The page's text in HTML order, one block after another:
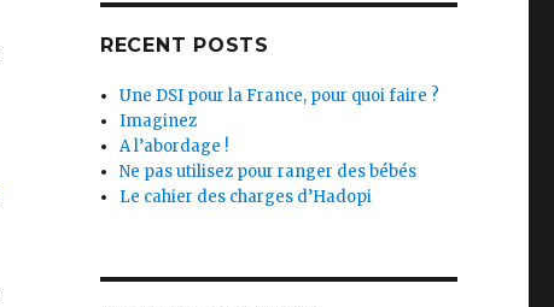
RECENT POSTS
Une DSI pour la France, pour quoi faire ?
Imaginez
A l’abordage !
Ne pas utilisez pour ranger des bébés
Le cahier des charges d’Hadopi